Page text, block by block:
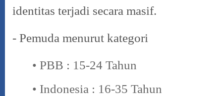
identitas terjadi secara masif.
- Pemuda menurut kategori
• PBB : 15-24 Tahun
• Indonesia : 16-35 Tahun